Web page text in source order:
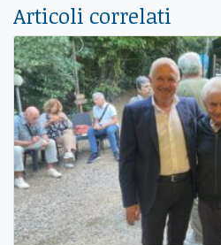
Articoli correlati